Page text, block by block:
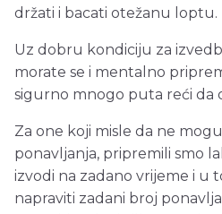
držati i bacati otežanu loptu.
Uz dobru kondiciju za
morate se i mentalno
sigurno mnogo puta reći da
Za one koji misle da ne
ponavljanja, pripremili smo
izvodi na zadano vrijeme i u
napraviti zadani broj